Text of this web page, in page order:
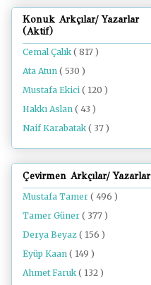
Konuk Arkçılar/ Yazarlar
(Aktif)
Cemal Çalık( 817 )
Ata Atun ( 530 )
Mustafa Ekici ( 120 )
Hakkı Aslan ( 43 )
Naif Karabatak( 37 )
Çevirmen Arkçılar/ Yazarlar
Mustafa Tamer ( 496 )
Tamer Güner ( 377 )
Derya Beyaz ( 156 )
Eyüp Kaan ( 149 )
Ahmet Faruk ( 132 )